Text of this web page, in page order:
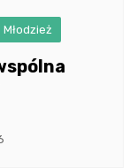
Młodzież